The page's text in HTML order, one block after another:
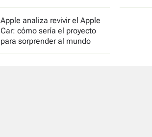
Apple analiza revivir el Apple
Car: cómo sería el proyecto
para sorprender al mundo